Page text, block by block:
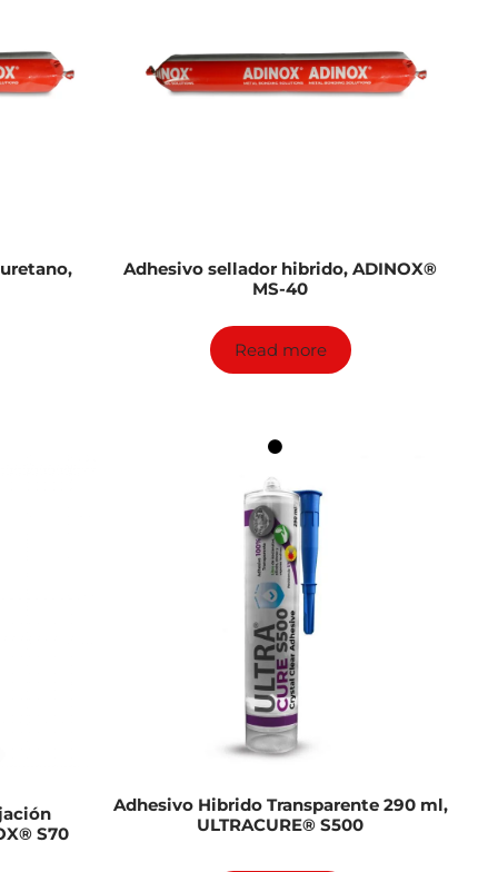
Adhesivo sellador hibrido, ADINOX®
MS-40
Read more
S70
Adhesivo Hibrido Transparente 290 ml,
ULTRACURE® S500